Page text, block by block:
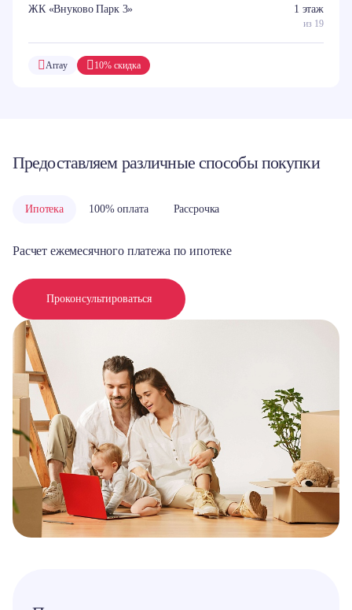
ЖК «Внуково Парк 3» 1 этаж
из 19
10% скидка
Array
Предоставляем различные способы покупки
Ипотека 100% оплата Рассрочка
Расчет ежемесячного платежа по ипотеке
Проконсультироваться